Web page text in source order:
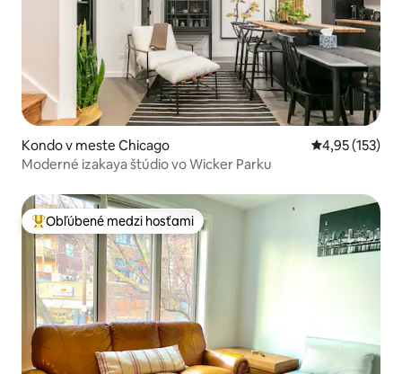
Kondo v meste Chicago Priemerné
4,95 (153)
Moderné izakaya štúdio vo Wicker Parku
Najobľúbenejšie medzi hosťami
Obľúbené medzi hosťami